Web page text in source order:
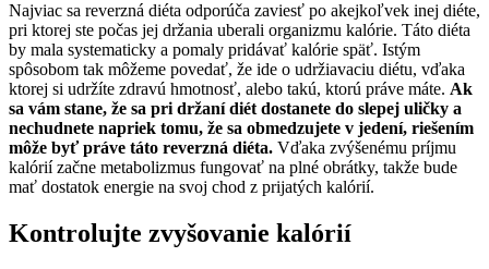
Najviac sa reverzná diéta odporúča zaviesť po akejkoľvek inej diéte,
pri ktorej ste počas jej držania uberali organizmu kalórie. Táto diéta
by mala systematicky a pomaly pridávať kalórie späť. Istým
spôsobom tak môžeme povedať, že ide o udržiavaciu diétu, vďaka
ktorej si udržíte zdravú hmotnosť, alebo takú, ktorú práve máte. Ak
sa vám stane, že sa pri držaní diét dostanete do slepej uličky a
nechudnete napriek tomu, že sa obmedzujete v jedení, riešením
môže byť práve táto reverzná diéta. Vďaka zvýšenému príjmu
kalórií začne metabolizmus fungovať na plné obrátky, takže bude
mať dostatok energie na svoj chod z prijatých kalórií.
Kontrolujte zvyšovanie kalórií